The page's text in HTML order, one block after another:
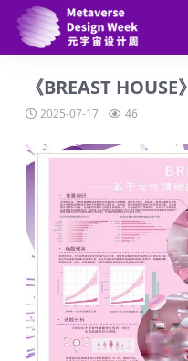
《BREAST HOUSE》
2025-07-17 46